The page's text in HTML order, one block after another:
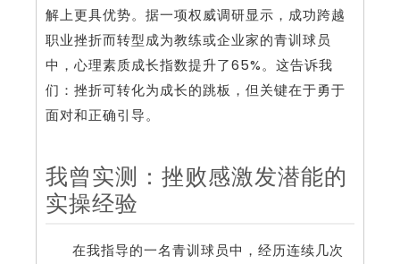
解上更具优势。据一项权威调研显示，成功跨越
职业挫折而转型成为教练或企业家的青训球员
中，心理素质成长指数提升了65%。这告诉我
们：挫折可转化为成长的跳板，但关键在于勇于
面对和正确引导。
我曾实测：挫败感激发潜能的
实操经验
在我指导的一名青训球员中，经历连续几次